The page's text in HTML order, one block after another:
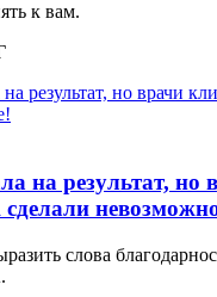
к вам.
на результат, но
слова